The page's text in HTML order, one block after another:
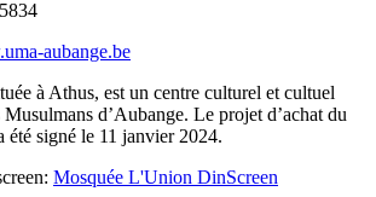
aubange.be
à Athus, est un centre culturel et cultuel
d’Aubange. Le projet d’achat du
été signé le 11 janvier 2024.
Mosquée L'Union DinScreen